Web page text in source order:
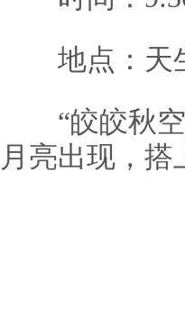
地点：天
“皎皎秋空
月亮出现，搭